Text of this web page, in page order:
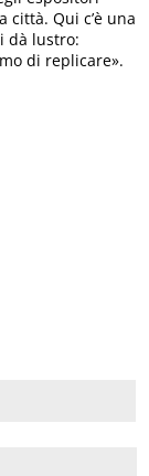
città. Qui c’è una
dà lustro:
di replicare».